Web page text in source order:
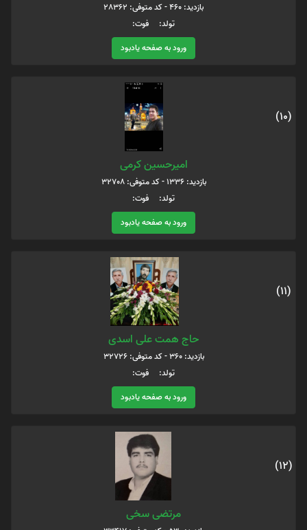
بازدید: 460 - کد متوفی: 28362
تولد: فوت:
ورود به صفحه یادبود
(10)
امیرحسین کرمی
بازدید: 1336 - کد متوفی: 32708
تولد: فوت:
ورود به صفحه یادبود
(11)
حاج همت علی اسدی
بازدید: 360 - کد متوفی: 32726
تولد: فوت:
ورود به صفحه یادبود
(12)
مرتضی سخی